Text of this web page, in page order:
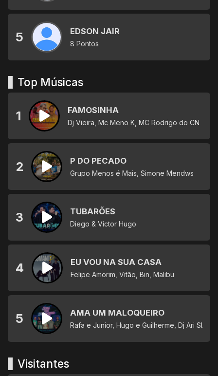
5 EDSON JAIR
8 Pontos
Top Músicas
1 FAMOSINHA
Dj Vieira, Mc Meno K, MC Rodrigo do CN
2 P DO PECADO
Grupo Menos é Mais, Simone Mendws
3 TUBARÕES
Diego & Victor Hugo
4 EU VOU NA SUA CASA
Felipe Amorim, Vitão, Bin, Malibu
5 AMA UM MALOQUEIRO
Rafa e Junior, Hugo e Guilherme, Dj Ari SL
Visitantes